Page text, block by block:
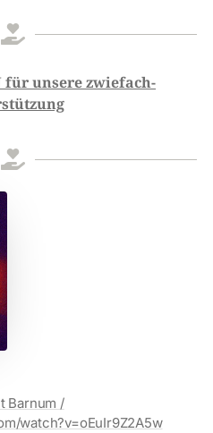

für unsere zwiefach-

Barnum /
watch?v=oEuIr9Z2A5w